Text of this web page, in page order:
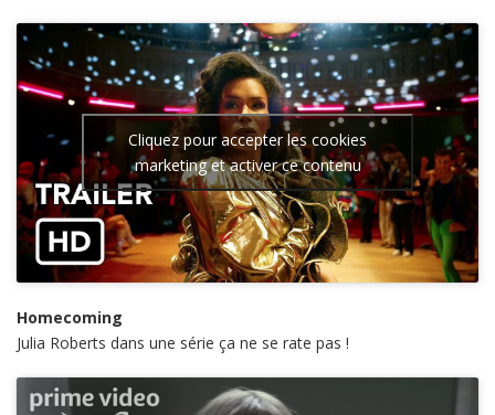
Cliquez pour accepter les cookies
marketing et activer ce contenu
Homecoming
Julia Roberts dans une série ça ne se rate pas !